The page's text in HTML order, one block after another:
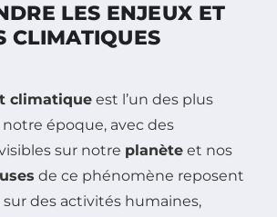
LES ENJEUX ET
CLIMATIQUES
climatique est l’un des plus
époque, avec des
sur notre planète et nos
de ce phénomène reposent
des activités humaines,